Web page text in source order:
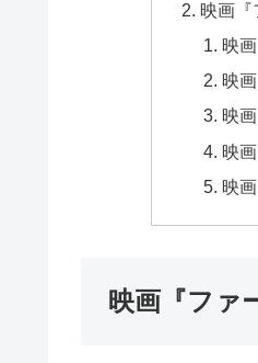
映画『
映
映
映
映
映
映画『ファ